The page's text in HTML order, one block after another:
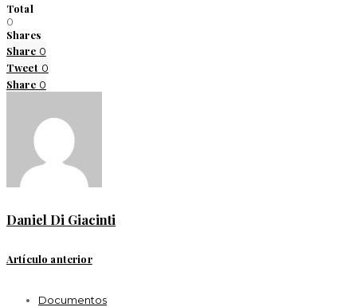
Total
0
Shares
Share 0
Tweet 0
Share 0
Daniel Di Giacinti
Artículo anterior
Documentos